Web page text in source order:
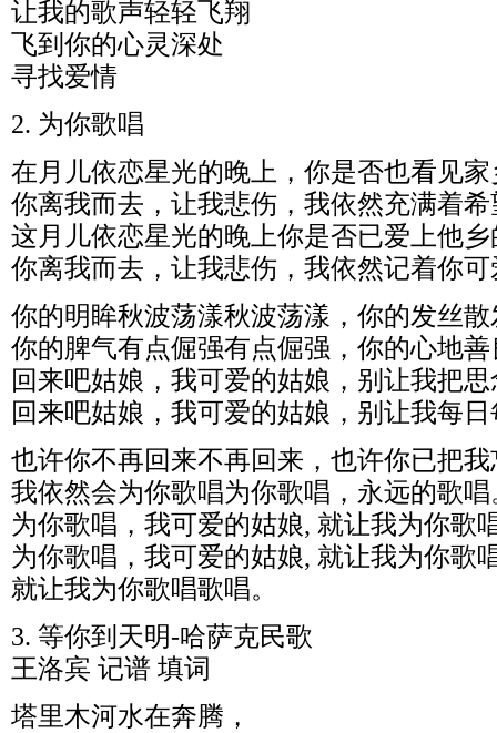
让我的歌声轻轻飞翔
飞到你的心灵深处
寻找爱情
2. 为你歌唱
在月儿依恋星光的晚上，你是否也看见
你离我而去，让我悲伤，我依然充满着
这月儿依恋星光的晚上你是否已爱上他乡
你离我而去，让我悲伤，我依然记着你
你的明眸秋波荡漾秋波荡漾，你的发丝
你的脾气有点倔强有点倔强，你的心地善
回来吧姑娘，我可爱的姑娘，别让我把
回来吧姑娘，我可爱的姑娘，别让我每
也许你不再回来不再回来，也许你已把我
我依然会为你歌唱为你歌唱，永远的歌唱
为你歌唱，我可爱的姑娘, 就让我为你歌
为你歌唱，我可爱的姑娘, 就让我为你歌
就让我为你歌唱歌唱。
3. 等你到天明-哈萨克民歌
王洛宾 记谱 填词
塔里木河水在奔腾，